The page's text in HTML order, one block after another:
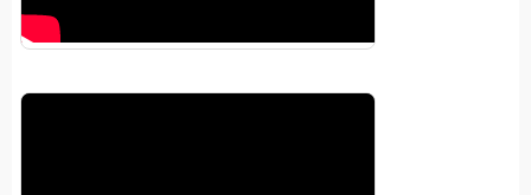
Pemutar